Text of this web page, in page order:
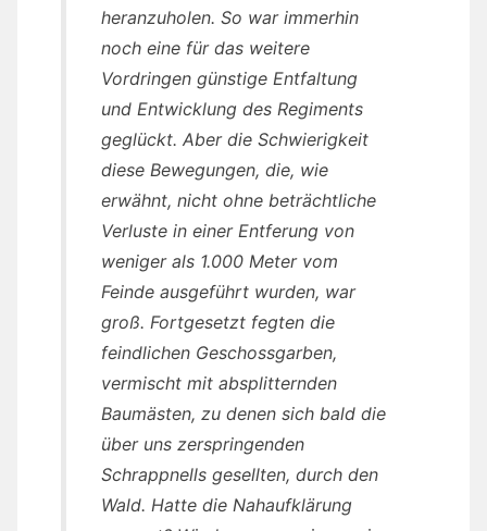
heranzuholen. So war immerhin
noch eine für das weitere
Vordringen günstige Entfaltung
und Entwicklung des Regiments
geglückt. Aber die Schwierigkeit
diese Bewegungen, die, wie
erwähnt, nicht ohne beträchtliche
Verluste in einer Entferung von
weniger als 1.000 Meter vom
Feinde ausgeführt wurden, war
groß. Fortgesetzt fegten die
feindlichen Geschossgarben,
vermischt mit absplitternden
Baumästen, zu denen sich bald die
über uns zerspringenden
Schrappnells gesellten, durch den
Wald. Hatte die Nahaufklärung